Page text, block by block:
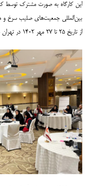
این کارگاه به صورت مشترک توسط
بین‌المللی جمعیت‌های صلیب سرخ و
از تاریخ 25 تا 27 مهر 1402 در تهران برگزار می‌گردد.